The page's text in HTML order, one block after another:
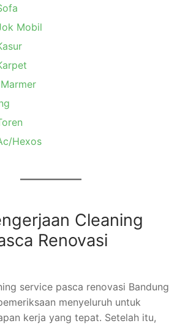
Mobil
Hexos
Cleaning
Renovasi
service pasca renovasi Bandung
menyeluruh untuk
kerja yang tepat. Setelah itu,